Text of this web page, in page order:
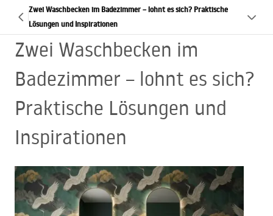
Zwei Waschbecken im Badezimmer – lohnt es sich? Praktische
Lösungen und Inspirationen
Zwei Waschbecken im
Badezimmer – lohnt es sich?
Praktische Lösungen und
Inspirationen